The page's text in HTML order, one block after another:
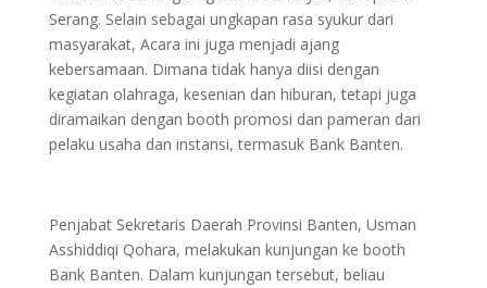
Serang. Selain sebagai ungkapan rasa syukur dari
masyarakat, Acara ini juga menjadi ajang
kebersamaan. Dimana tidak hanya diisi dengan
kegiatan olahraga, kesenian dan hiburan, tetapi juga
diramaikan dengan booth promosi dan pameran dari
pelaku usaha dan instansi, termasuk Bank Banten.
Penjabat Sekretaris Daerah Provinsi Banten, Usman
Asshiddiqi Qohara, melakukan kunjungan ke booth
Bank Banten. Dalam kunjungan tersebut, beliau